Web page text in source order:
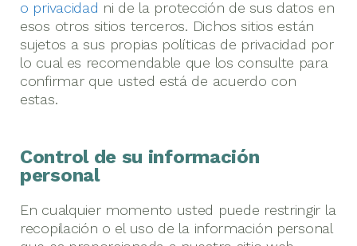
o privacidad ni de la protección de sus datos en
esos otros sitios terceros. Dichos sitios están
sujetos a sus propias políticas de privacidad por
lo cual es recomendable que los consulte para
confirmar que usted está de acuerdo con
estas.
Control de su información
personal
En cualquier momento usted puede restringir la
recopilación o el uso de la información personal